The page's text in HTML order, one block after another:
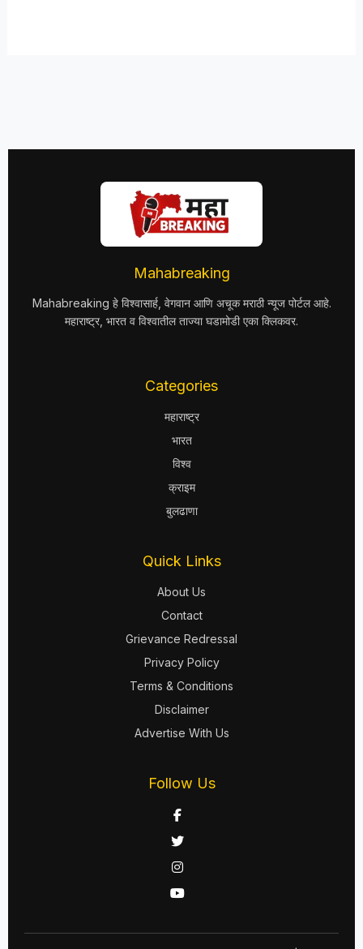
Mahabreaking
Mahabreaking हे विश्वासार्ह, वेगवान आणि अचूक मराठी न्यूज पोर्टल आहे.
महाराष्ट्र, भारत व विश्वातील ताज्या घडामोडी एका क्लिकवर.
Categories
महाराष्ट्र
भारत
विश्व
क्राइम
बुलढाणा
Quick Links
About Us
Contact
Grievance Redressal
Privacy Policy
Terms & Conditions
Disclaimer
Advertise With Us
Follow Us